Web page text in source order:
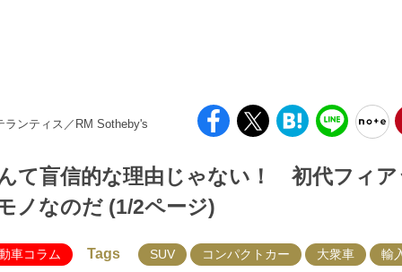
ランティス／RM Sotheby's
て盲信的な理由じゃない！ 初代フィア
ノなのだ (1/2ページ)
車コラム Tags SUV コンパクトカー 大衆車 輸